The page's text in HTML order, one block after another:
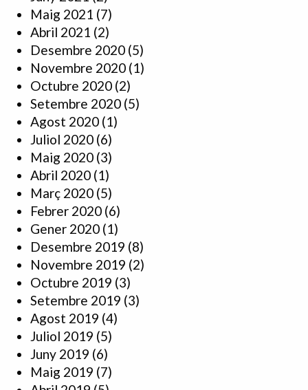
Maig 2021 (7)
Abril 2021 (2)
Desembre 2020 (5)
Novembre 2020 (1)
Octubre 2020 (2)
Setembre 2020 (5)
Agost 2020 (1)
Juliol 2020 (6)
Maig 2020 (3)
Abril 2020 (1)
Març 2020 (5)
Febrer 2020 (6)
Gener 2020 (1)
Desembre 2019 (8)
Novembre 2019 (2)
Octubre 2019 (3)
Setembre 2019 (3)
Agost 2019 (4)
Juliol 2019 (5)
Juny 2019 (6)
Maig 2019 (7)